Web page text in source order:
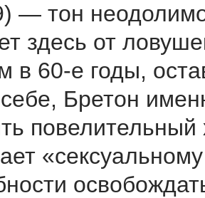
— тон
здесь от
в 60-е годы,
Бретон